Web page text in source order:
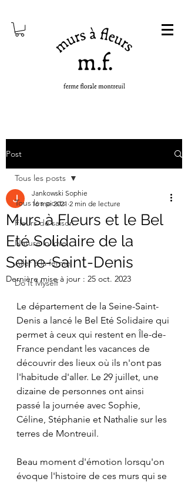
Post
Tous les posts
Fleurs de saison
Nature in love
Aller à la ferme
Do It Myself
Tous les posts
Murs à Fleurs et le Bel
Eté Solidaire de la
Seine-Saint-Denis
Jankowski Sophie
16 mai 2021 2 min de lecture
Dernière mise à jour : 25 oct. 2023
Le département de la Seine-Saint-
Denis a lancé le Bel Eté Solidaire qui
permet à ceux qui restent en Île-de-
France pendant les vacances de
découvrir des lieux où ils n'ont pas
l'habitude d'aller. Le 29 juillet, une
dizaine de personnes ont ainsi
passé la journée avec Sophie,
Céline, Stéphanie et Nathalie sur les
terres de Montreuil.
Beau moment d'émotion lorsqu'on
évoque l'histoire de ces murs qui se